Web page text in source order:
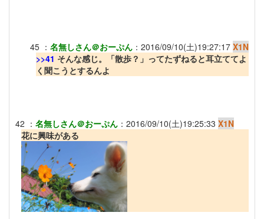
45 ： 名無しさん＠おーぷん ： 2016/09/10(土)19:27:17 X1N
>>41 そんな感じ。「散歩？」ってたずねると耳立ててよ
く聞こうとするんよ
42 ： 名無しさん＠おーぷん ： 2016/09/10(土)19:25:33 X1N
花に興味がある